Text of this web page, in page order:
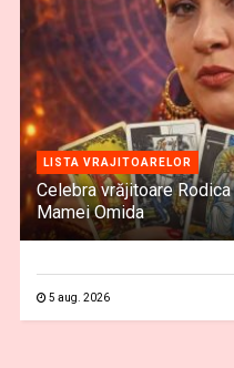
LISTA VRAJITOARELOR
Celebra vrăjitoare
Mamei Omida
5 aug. 2026